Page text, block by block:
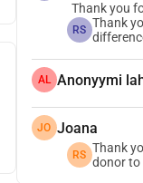
Thank you
RS Thank
AL Anonyymi
JO Joana
RS Thank
donor to